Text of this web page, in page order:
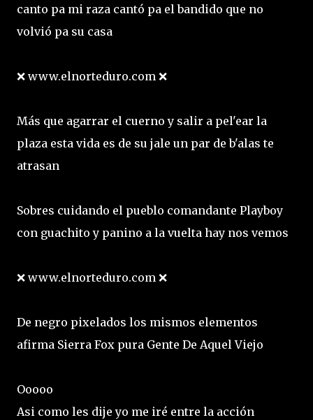
canto pa mi raza cantó pa el bandido que no
volvió pa su casa
❌ www.elnorteduro.com ❌
Más que agarrar el cuerno y salir a pel'ear la
plaza esta vida es de su jale un par de b'alas te
atrasan
Sobres cuidando el pueblo comandante Playboy
con guachito y panino a la vuelta hay nos vemos
❌ www.elnorteduro.com ❌
De negro pixelados los mismos elementos
afirma Sierra Fox pura Gente De Aquel Viejo
Ooooo
Asi como les dije yo me iré entre la acción